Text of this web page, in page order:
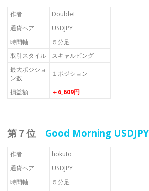
作者
DoubleE
通貨ペア
USDJPY
時間軸
５分足
取引スタイル
スキャルピング
最大ポジショ
ン数
１ポジション
損益額 ＋6,609円
第７位 Good Morning USDJPY
作者
hokuto
通貨ペア
USDJPY
時間軸
５分足